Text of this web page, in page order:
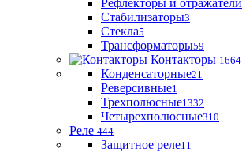
Рефлекторы и отражатели
Стабилизаторы3
Стекла5
Трансформаторы59
Контакторы 1664
Конденсаторные21
Реверсивные1
Трехполюсные1332
Четырехполюсные310
Реле 444
Защитное реле11